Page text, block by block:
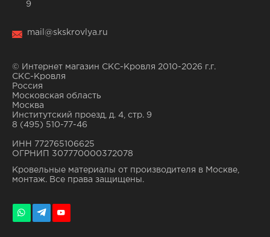
9
mail@skskrovlya.ru
© Интернет магазин СКС-Кровля 2010-2026 г.г.
СКС-Кровля
Россия
Московская область
Москва
Институтский проезд, д. 4, стр. 9
8 (495) 510-77-46
ИНН 772765106625
ОГРНИП 307770000372078
Кровельные материалы от производителя в Москве,
монтаж. Все права защищены.